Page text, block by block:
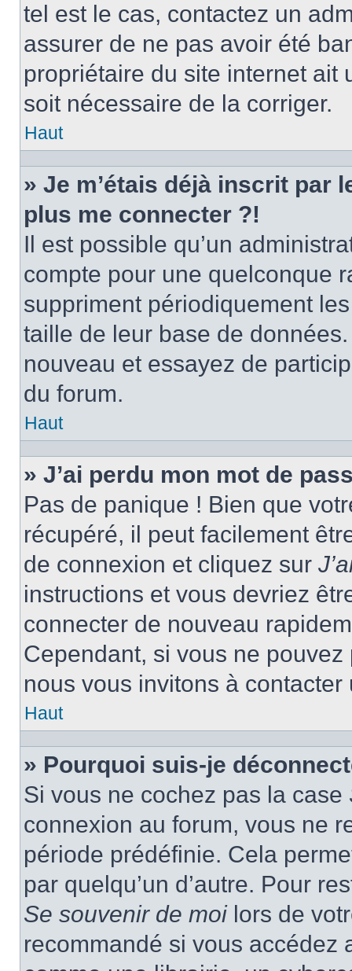
tel est le cas, contactez un
assurer de ne pas avoir été
propriétaire du site internet ait
soit nécessaire de la corriger.
Haut
» Je m’étais déjà inscrit par
plus me connecter ?!
Il est possible qu’un
compte pour une quelconque
suppriment périodiquement
taille de leur base de
nouveau et essayez de
du forum.
Haut
» J’ai perdu mon mot de
Pas de panique ! Bien que
récupéré, il peut facilement
de connexion et cliquez sur
instructions et vous devriez
connecter de nouveau
Cependant, si vous ne
nous vous invitons à
Haut
» Pourquoi suis-je
Si vous ne cochez pas la case
connexion au forum, vous ne
période prédéfinie. Cela
par quelqu’un d’autre. Pour
Se souvenir de moilors de
recommandé si vous accédez